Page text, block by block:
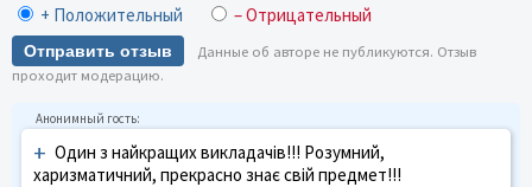
+ Положительный – Отрицательный
Отправить отзыв
Данные об авторе не публикуются. Отзыв
проходит модерацию.
+ Один з найкращих викладачів!!! Розумний,
харизматичний, прекрасно знає свій предмет!!!